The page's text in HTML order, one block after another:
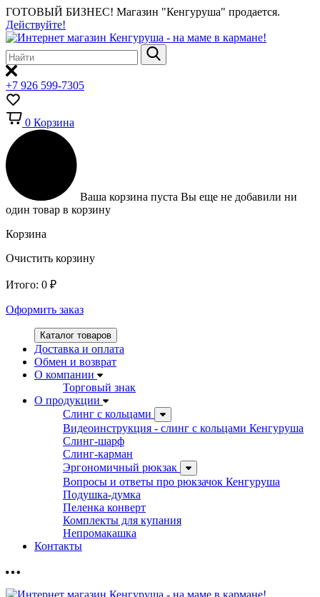
ГОТОВЫЙ БИЗНЕС! Магазин "Кенгуруша" продается.
Действуйте!
+7 926 599-7305
0 Корзина
Ваша корзина пуста Вы еще не добавили ни
один товар в корзину
Корзина
Очистить корзину
Итого: 0 ₽
Оформить заказ
Каталог товаров
Доставка и оплата
Обмен и возврат
О компании
Торговый знак
О продукции
Слинг с кольцами
Видеоинструкция - слинг с кольцами Кенгуруша
Слинг-шарф
Слинг-карман
Эргономичный рюкзак
Вопросы и ответы про рюкзачок Кенгуруша
Подушка-думка
Пеленка конверт
Комплекты для купания
Непромакашка
Контакты